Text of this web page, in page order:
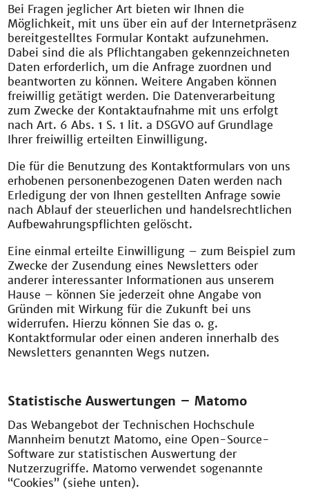
Bei Fragen jeglicher Art bieten wir Ihnen die
Möglichkeit, mit uns über ein auf der Internetpräsenz
bereitgestelltes Formular Kontakt aufzunehmen.
Dabei sind die als Pflichtangaben gekennzeichneten
Daten erforderlich, um die Anfrage zuordnen und
beantworten zu können. Weitere Angaben können
freiwillig getätigt werden. Die Datenverarbeitung
zum Zwecke der Kontaktaufnahme mit uns erfolgt
nach Art. 6 Abs. 1 S. 1 lit. a DSGVO auf Grundlage
Ihrer freiwillig erteilten Einwilligung.
Die für die Benutzung des Kontaktformulars von uns
erhobenen personenbezogenen Daten werden nach
Erledigung der von Ihnen gestellten Anfrage sowie
nach Ablauf der steuerlichen und handelsrechtlichen
Aufbewahrungspflichten gelöscht.
Eine einmal erteilte Einwilligung – zum Beispiel zum
Zwecke der Zusendung eines Newsletters oder
anderer interessanter Informationen aus unserem
Hause – können Sie jederzeit ohne Angabe von
Gründen mit Wirkung für die Zukunft bei uns
widerrufen. Hierzu können Sie das o. g.
Kontaktformular oder einen anderen innerhalb des
Newsletters genannten Wegs nutzen.
Statistische Auswertungen – Matomo
Das Webangebot der Technischen Hochschule
Mannheim benutzt Matomo, eine Open-Source-
Software zur statistischen Auswertung der
Nutzerzugriffe. Matomo verwendet sogenannte
“Cookies” (siehe unten).